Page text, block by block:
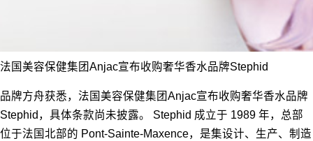
法国美容保健集团Anjac宣布收购奢华香水品牌Stephid
品牌方舟获悉，法国美容保健集团Anjac宣布收购奢华香水品牌
Stephid，具体条款尚未披露。 Stephid 成立于 1989 年，总部
位于法国北部的 Pont-Sainte-Maxence，是集设计、生产、制造